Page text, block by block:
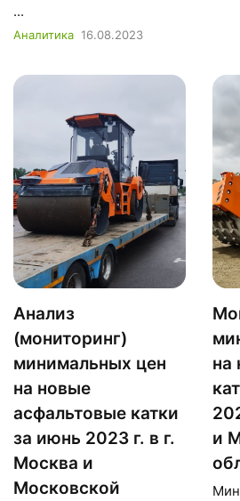
...
Аналитика 16.08.2023
Анализ
(мониторинг)
минимальных цен
на новые
асфальтовые катки
за июнь 2023 г. в г.
Москва и
Московской
на
и